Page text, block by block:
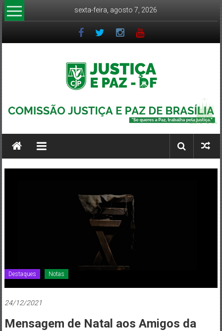
Pular
para
sexta-feira, agosto 7, 2026
CJP-
Comissão
e
Destaques Notas
24/12/2021
Mensagem de Natal aos Amigos da